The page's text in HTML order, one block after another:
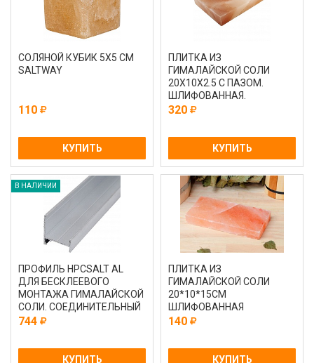
СОЛЯНОЙ КУБИК 5Х5 СМ
SALTWAY
110
КУПИТЬ
ПЛИТКА ИЗ
ГИМАЛАЙСКОЙ СОЛИ
20Х10Х2.5 С ПАЗОМ.
ШЛИФОВАННАЯ.
НЕТОРЦОВАННАЯ
320
КУПИТЬ
В НАЛИЧИИ
ПРОФИЛЬ HPCSALT AL
ДЛЯ БЕСКЛЕЕВОГО
МОНТАЖА ГИМАЛАЙСКОЙ
СОЛИ. СОЕДИНИТЕЛЬНЫЙ
3 МЕТРА
744
КУПИТЬ
ПЛИТКА ИЗ
ГИМАЛАЙСКОЙ СОЛИ
20*10*15СМ
ШЛИФОВАННАЯ
140
КУПИТЬ